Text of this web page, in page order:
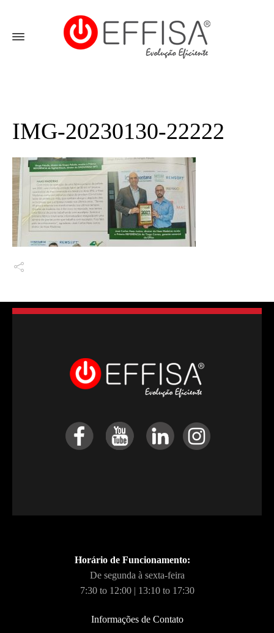
IMG-20230130-22222
Horário de Funcionamento:
De segunda à sexta-feira
7:30 to 12:00 | 13:10 to 17:30
Informações de Contato